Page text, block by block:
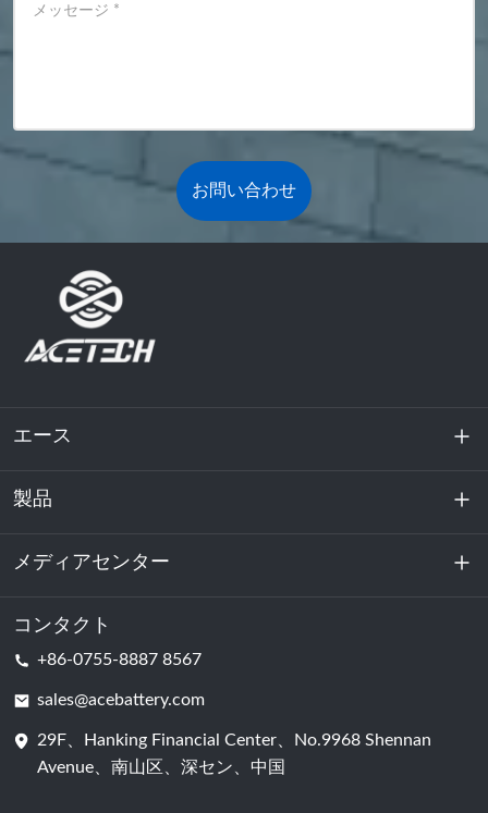
メッセージ *
お問い合わせ
エース
私たちに関しては
持続可能性
製品
エネルギー貯蔵
データセンターおよびサーバー室
バッテリーセル
メディアセンター
ニュース
コンタクト
+86-0755-8887 8567
sales@acebattery.com
29F、Hanking Financial Center、No.9968 Shennan
Avenue、南山区、深セン、中国